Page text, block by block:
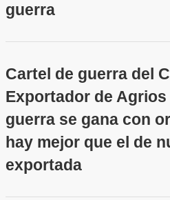
guerra
Cartel de guerra del
Exportador de Agrios
guerra se gana con
hay mejor que el de
exportada